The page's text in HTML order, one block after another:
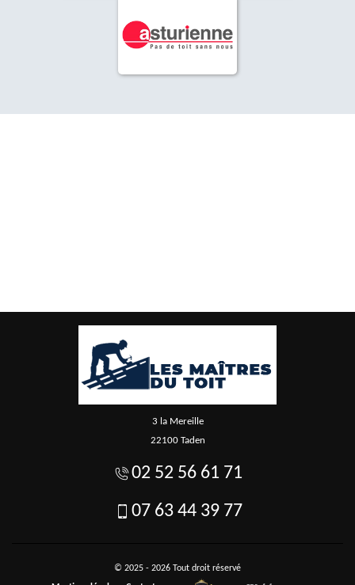
3 la Mereille
22100 Taden
02 52 56 61 71
07 63 44 39 77
© 2025 - 2026 Tout droit réservé